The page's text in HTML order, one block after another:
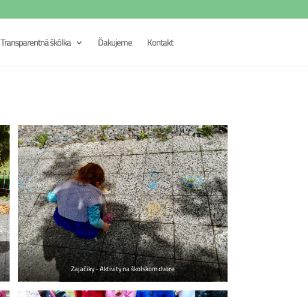
Transparentná škôlka Ďakujeme Kontakt
Zajačiky - Aktivity na školskom dvore